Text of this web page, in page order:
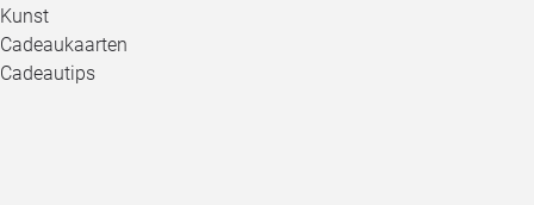
Kunst
Cadeaukaarten
Cadeautips